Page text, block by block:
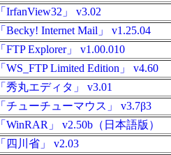
「IrfanView32」 v3.02
「Becky! Internet Mail」 v1.25.04
「FTP Explorer」 v1.00.010
「WS_FTP Limited Edition」 v4.60
「秀丸エディタ」 v3.01
「チューチューマウス」 v3.7β3
「WinRAR」 v2.50b（日本語版）
「四川省」 v2.03